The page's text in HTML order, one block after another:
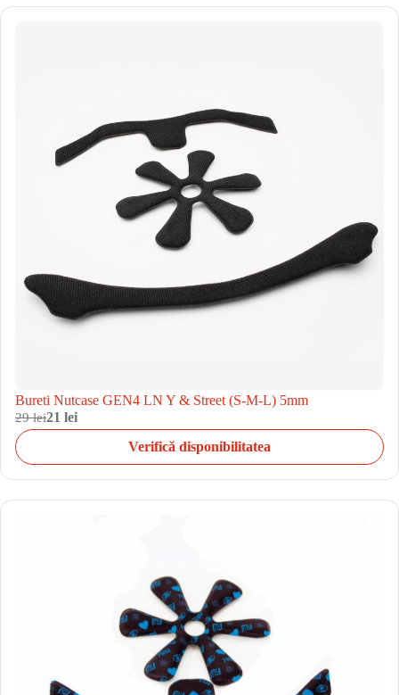
Bureti Nutcase GEN4 LN Y & Street (S-M-L) 5mm
29 lei21 lei
Verifică disponibilitatea